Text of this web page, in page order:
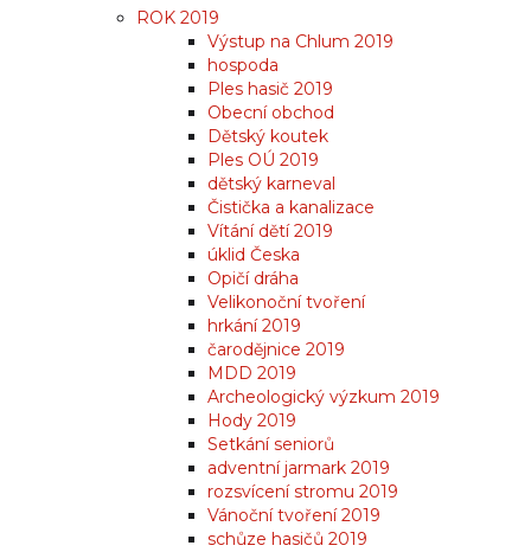
ROK 2019
Výstup na Chlum 2019
hospoda
Ples hasič 2019
Obecní obchod
Dětský koutek
Ples OÚ 2019
dětský karneval
Čistička a kanalizace
Vítání dětí 2019
úklid Česka
Opičí dráha
Velikonoční tvoření
hrkání 2019
čarodějnice 2019
MDD 2019
Archeologický výzkum 2019
Hody 2019
Setkání seniorů
adventní jarmark 2019
rozsvícení stromu 2019
Vánoční tvoření 2019
schůze hasičů 2019